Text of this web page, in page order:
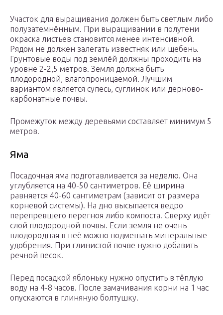
Участок для выращивания должен быть светлым либо
полузатемнённым. При выращивании в полутени
окраска листьев становится менее интенсивной.
Рядом не должен залегать известняк или щебень.
Грунтовые воды под землёй должны проходить на
уровне 2-2,5 метров. Земля должна быть
плодородной, влагопроницаемой. Лучшим
вариантом является супесь, суглинок или дерново-
карбонатные почвы.
Промежуток между деревьями составляет минимум 5
метров.
Яма
Посадочная яма подготавливается за неделю. Она
углубляется на 40-50 сантиметров. Её ширина
равняется 40-60 сантиметрам (зависит от размера
корневой системы). На дно высыпается ведро
перепревшего перегноя либо компоста. Сверху идёт
слой плодородной почвы. Если земля не очень
плодородная в неё можно подмешать минеральные
удобрения. При глинистой почве нужно добавить
речной песок.
Перед посадкой яблоньку нужно опустить в тёплую
воду на 4-8 часов. После замачивания корни на 1 час
опускаются в глиняную болтушку.